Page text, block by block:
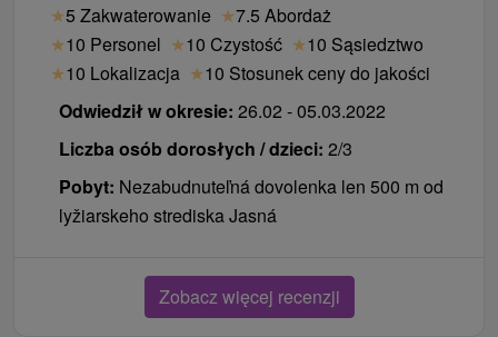
★5 Zakwaterowanie ★7.5 Abordaż
★10 Personel ★10 Czystość ★10 Sąsiedztwo
★10 Lokalizacja ★10 Stosunek ceny do jakości
Odwiedził w okresie: 26.02 - 05.03.2022
Liczba osób dorosłych / dzieci: 2/3
Pobyt: Nezabudnuteľná dovolenka len 500 m od
lyžiarskeho strediska Jasná
Zobacz więcej recenzji